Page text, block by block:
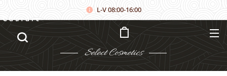
L-V 08:00-16:00
Select Cosmetics
Căutare